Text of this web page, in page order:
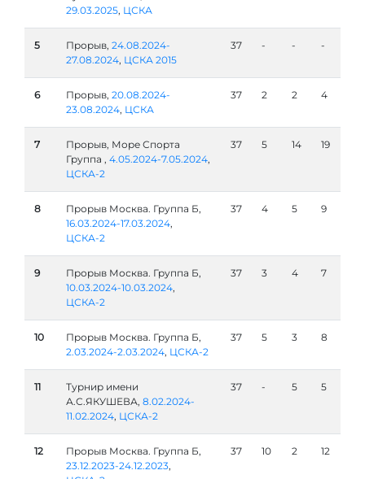
29.03.2025, ЦСКА
5 Прорыв, 24.08.2024-
27.08.2024, ЦСКА 2015
37 - - -
6 Прорыв, 20.08.2024-
23.08.2024, ЦСКА
37 2 2 4
7
Прорыв, Море Спорта
Группа , 4.05.2024-7.05.2024,
ЦСКА-2
37 5 14 19
8
Прорыв Москва. Группа Б,
16.03.2024-17.03.2024,
ЦСКА-2
37 4 5 9
9
Прорыв Москва. Группа Б,
10.03.2024-10.03.2024,
ЦСКА-2
37 3 4 7
10
Прорыв Москва. Группа Б,
2.03.2024-2.03.2024, ЦСКА-2
37 5 3 8
11
Турнир имени
А.С.ЯКУШЕВА, 8.02.2024-
11.02.2024, ЦСКА-2
37 - 5 5
12
Прорыв Москва. Группа Б,
23.12.2023-24.12.2023,
37 10 2 12